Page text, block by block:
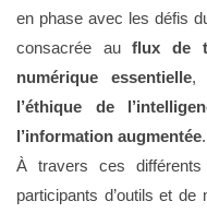
en phase avec les défis
consacrée auflux de
numérique essentielle,
l’éthique de
l’information augmentée.
À travers ces différents
participants d’outils et de